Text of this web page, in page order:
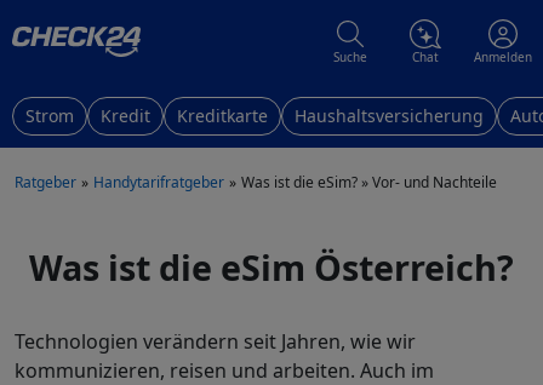
Suche Chat Anmelden
Strom Kredit Kreditkarte Haushaltsversicherung
Ratgeber Handytarifratgeber Was ist die eSim? » Vor- und Nachteile
Was ist die eSim Österreich?
Technologien verändern seit Jahren, wie wir
kommunizieren, reisen und arbeiten. Auch im